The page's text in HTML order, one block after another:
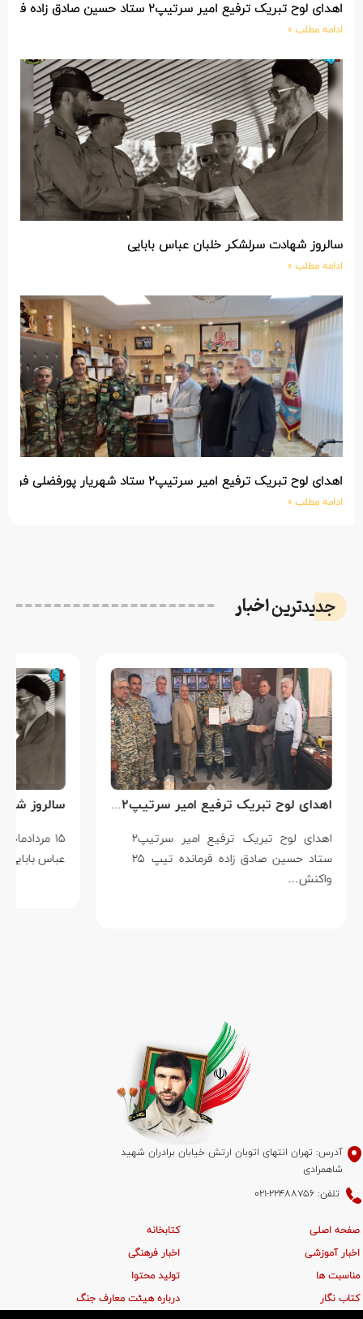
اهدای لوح تبریک ترفیع امیر سرتیپ۲ ستاد حسین صادق زاده فرمانده تیپ ۲۵ واکنش سریع شهید آبگون نزاجا مستقر در تبریز
ادامه مطلب »
سالروز شهادت سرلشکر خلبان عباس بابایی
ادامه مطلب »
اهدای لوح تبریک ترفیع امیر سرتیپ۲ ستاد شهریار پورفضلی فرمانده تیپ ۳۶۴ شهید نصیرزاده نزاجا مستقر در مهاباد
ادامه مطلب »
جدیدتریناخبار
اهدای لوح تبریک ترفیع امیر سرتیپ۲ ستاد حسین صادق زاده فرمانده تیپ ۲۵ واکنش سریع شهید آبگون نزاجا مستقر در تبریز
اهدای لوح تبریک ترفیع امیر سرتیپ۲
ستاد حسین صادق زاده فرمانده تیپ ۲۵
واکنش…
۱۵
عباس بابایی
آدرس: تهران انتهای اتوبان ارتش خیابان برادران شهید
شاهمرادی
تلفن: 22488756-021
صفحه اصلی
کتابخانه
اخبار آموزشی
اخبار فرهنگی
مناسبت ها
تولید محتوا
کتاب نگار
درباره هیئت معارف جنگ